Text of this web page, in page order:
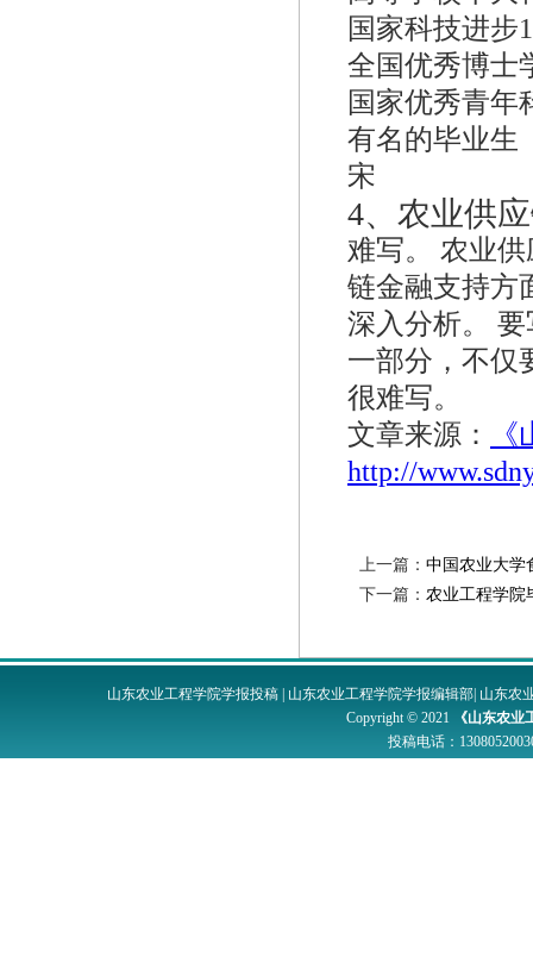
国家科技进步
全国优秀博士
国家优秀青年
有名的毕业生
宋
4、 农业供
难写。 农业
链金融支持方
深入分析。
一部分，不仅
很难写。
文章来源：
http://
上一篇： 中国农业大
下一篇： 农业工程学院
山东农业工程学院学报投稿 山东农业工程学院学报编辑部 山东农
Copyright © 2021
《山东农
投稿电话：